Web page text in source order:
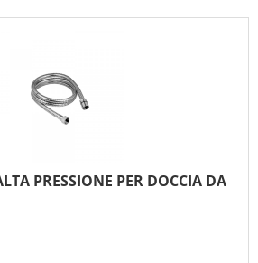
PRESSIONE PER DOCCIA DA